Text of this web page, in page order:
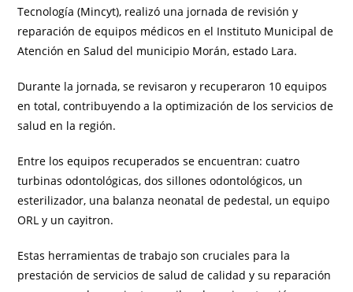
Tecnología (Mincyt), realizó una jornada de revisión y
reparación de equipos médicos en el Instituto Municipal de
Atención en Salud del municipio Morán, estado Lara.
Durante la jornada, se revisaron y recuperaron 10 equipos
en total, contribuyendo a la optimización de los servicios de
salud en la región.
Entre los equipos recuperados se encuentran: cuatro
turbinas odontológicas, dos sillones odontológicos, un
esterilizador, una balanza neonatal de pedestal, un equipo
ORL y un cayitron.
Estas herramientas de trabajo son cruciales para la
prestación de servicios de salud de calidad y su reparación